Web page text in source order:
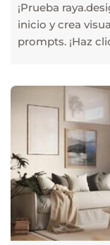
¡Prueba
inicio y crea
prompts. ¡Haz